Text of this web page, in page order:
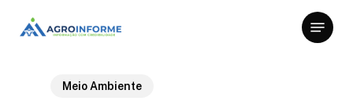
Menu
Meio Ambiente